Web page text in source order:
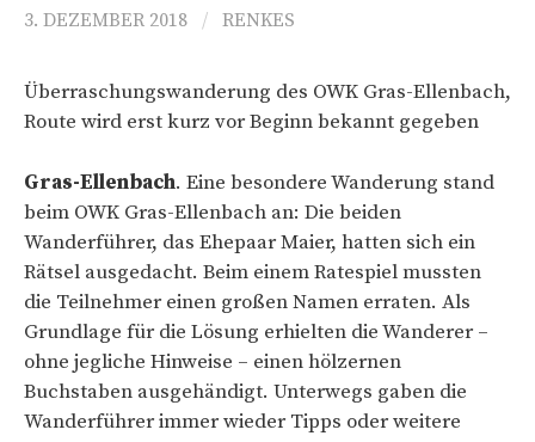
3. DEZEMBER 2018 / RENKES
Überraschungswanderung des OWK Gras-Ellenbach,
Route wird erst kurz vor Beginn bekannt gegeben
Gras-Ellenbach. Eine besondere Wanderung stand
beim OWK Gras-Ellenbach an: Die beiden
Wanderführer, das Ehepaar Maier, hatten sich ein
Rätsel ausgedacht. Beim einem Ratespiel mussten
die Teilnehmer einen großen Namen erraten. Als
Grundlage für die Lösung erhielten die Wanderer –
ohne jegliche Hinweise – einen hölzernen
Buchstaben ausgehändigt. Unterwegs gaben die
Wanderführer immer wieder Tipps oder weitere